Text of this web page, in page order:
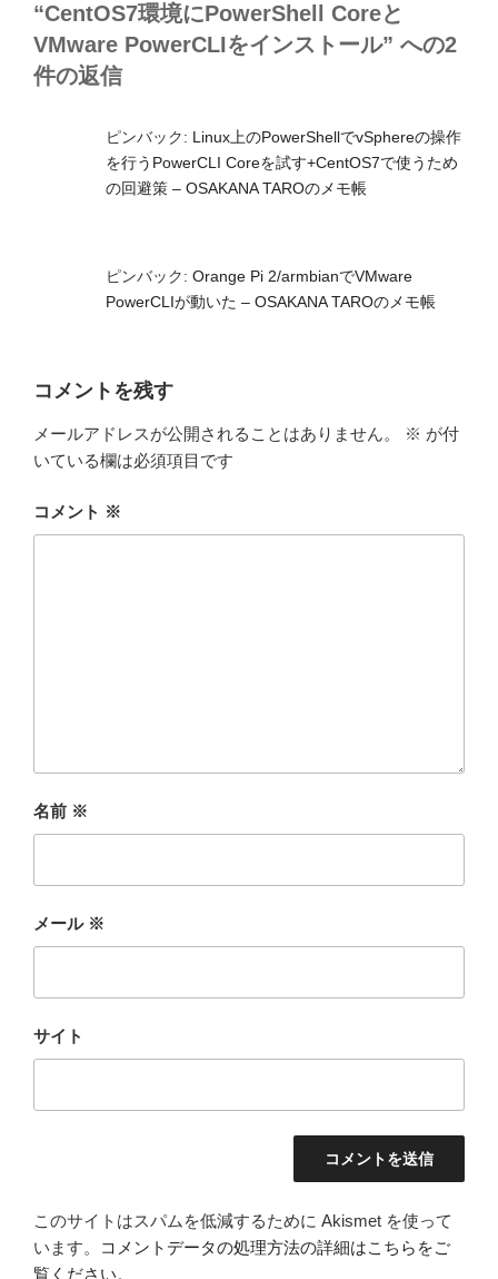
“CentOS7環境にPowerShell Coreと
VMware PowerCLIをインストール” への2
件の返信
ピンバック: Linux上のPowerShellでvSphereの操作
を行うPowerCLI Coreを試す+CentOS7で使うため
の回避策 – OSAKANA TAROのメモ帳
ピンバック: Orange Pi 2/armbianでVMware
PowerCLIが動いた – OSAKANA TAROのメモ帳
コメントを残す
メールアドレスが公開されることはありません。 ※ が付
いている欄は必須項目です
コメント ※
名前 ※
メール ※
サイト
このサイトはスパムを低減するために Akismet を使って
います。
コメントデータの処理方法の詳細はこちらをご
覧ください。